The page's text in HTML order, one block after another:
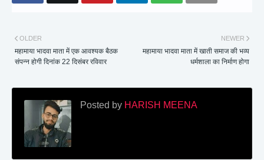
NEWER
महामाया भादवा माता में खाती समाज की भव्य
धर्मशाला का निर्माण होगा
OLDER
महामाया भादवा माता में एक आवश्यक बैठक
संपन्न होगी दिनांक 22 दिसंबर रविवार
Posted by HARISH MEENA